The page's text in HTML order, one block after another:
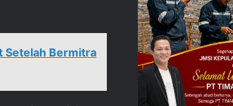
Setelah Bermitra